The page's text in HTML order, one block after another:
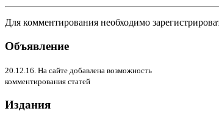
Для комментирования необходимо
Объявление
20.12.16. На сайте добавлена возможность
комментирования статей
Издания